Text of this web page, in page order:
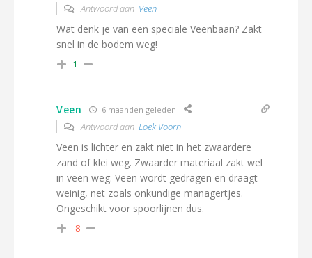
Antwoord aan Veen
Wat denk je van een speciale Veenbaan? Zakt
snel in de bodem weg!
1
Veen 6 maanden geleden
Antwoord aan Loek Voorn
Veen is lichter en zakt niet in het zwaardere
zand of klei weg. Zwaarder materiaal zakt wel
in veen weg. Veen wordt gedragen en draagt
weinig, net zoals onkundige managertjes.
Ongeschikt voor spoorlijnen dus.
-8